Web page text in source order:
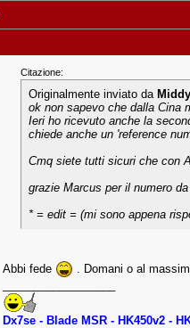
Citazione:
Originalmente inviato da
ok non sapevo che dalla Cina
Ieri ho ricevuto anche la
chiede anche un 'reference
Cmq siete tutti sicuri che con
grazie Marcus per il numero
* = edit = (mi sono appena
Abbi fede
. Domani o al
Dx7se - Blade MSR - HK450v2 -